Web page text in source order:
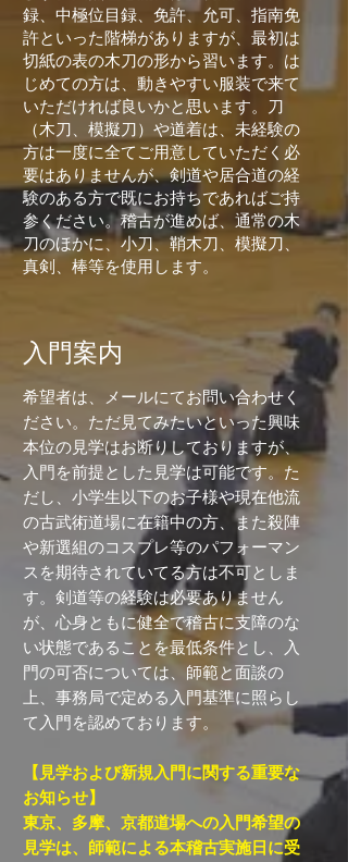
録、中極位目録、免許、允可、指南免
許といった階梯がありますが、最初は
切紙の表の木刀の形から習います。は
じめての方は、動きやすい服装で来て
いただければ良いかと思います。刀
（木刀、模擬刀）や道着は、未経験の
方は一度に全てご用意していただく必
要はありませんが、剣道や居合道の経
験のある方で既にお持ちであればご持
参ください。稽古が進めば、通常の木
刀のほかに、小刀、鞘木刀、模擬刀、
真剣、棒等を使用します。
入門案内
希望者は、メールにてお問い合わせく
ださい。ただ見てみたいといった興味
本位の見学はお断りしておりますが、
入門を前提とした見学は可能です。た
だし、小学生以下のお子様や現在他流
の古武術道場に在籍中の方、また殺陣
や新選組のコスプレ等のパフォーマン
スを期待されていてる方は不可としま
す。剣道等の経験は必要ありません
が、心身ともに健全で稽古に支障のな
い状態であることを最低条件とし、入
門の可否については、師範と面談の
上、事務局で定める入門基準に照らし
て入門を認めております。
【見学および新規入門に関する重要な
お知らせ】
東京、多摩、京都道場への入門希望の
見学は、師範による本稽古実施日に受